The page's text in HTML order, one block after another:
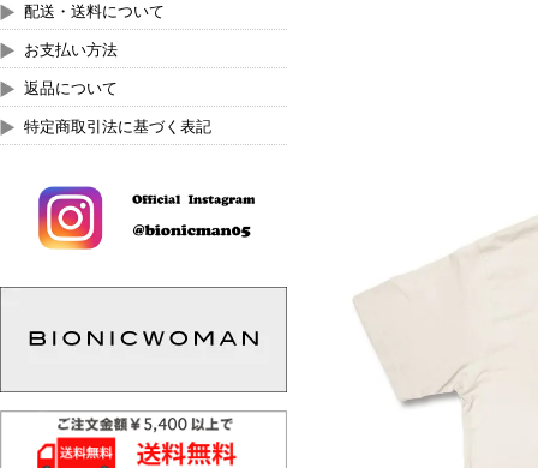
配送・送料について
お支払い方法
返品について
特定商取引法に基づく表記